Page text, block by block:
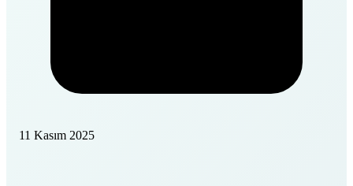
11 Kasım 2025